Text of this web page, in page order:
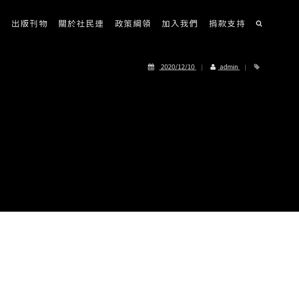
出版刊物 關於社民連 政策綱領 加入我們 捐款支持
2020/12/10 admin